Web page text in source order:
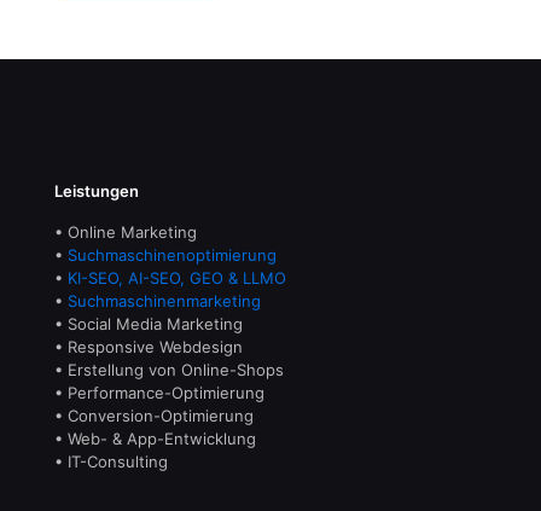
Leistungen
• Online Marketing
• Suchmaschinenoptimierung
• KI-SEO, AI-SEO, GEO & LLMO
• Suchmaschinenmarketing
• Social Media Marketing
• Responsive Webdesign
• Erstellung von Online-Shops
• Performance-Optimierung
• Conversion-Optimierung
• Web- & App-Entwicklung
• IT-Consulting